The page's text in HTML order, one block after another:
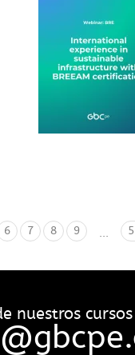
6 7 8 9
nuestros